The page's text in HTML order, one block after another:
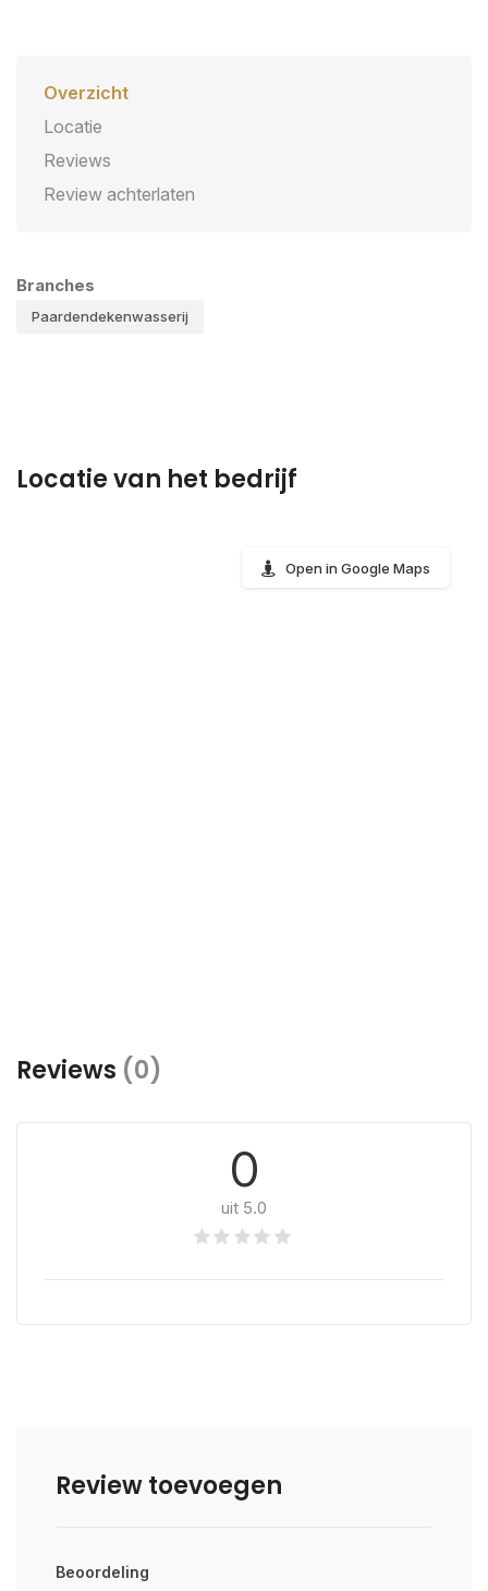
Overzicht
Locatie
Reviews
Review achterlaten
Branches
Paardendekenwasserij
Locatie van het bedrijf
Open in Google Maps
Reviews (0)
0
uit 5.0
Review toevoegen
Beoordeling